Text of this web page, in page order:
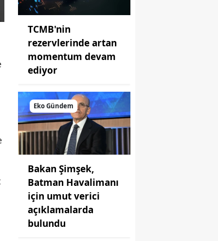
TCMB'nin
rezervlerinde artan
momentum devam
ediyor
Eko Gündem
Bakan Şimşek,
Batman Havalimanı
için umut verici
açıklamalarda
bulundu